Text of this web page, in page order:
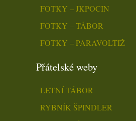
FOTKY – JKPOCIN
FOTKY – TÁBOR
FOTKY – PARAVOLTIŽ
Přátelské weby
LETNÍ TÁBOR
RYBNÍK ŠPINDLER